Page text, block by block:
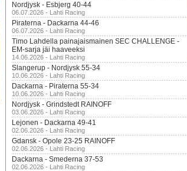
Nordjysk - Esbjerg 40-44
06.07.2026 - Lahti Racing
Piraterna - Dackarna 44-46
06.07.2026 - Lahti Racing
Timo Lahdella painajaismainen SEC CHALLENGE -
EM-sarja jäi haaveeksi
14.06.2026 - Lahti Racing
Slangerup - Nordjysk 55-34
10.06.2026 - Lahti Racing
Dackarna - Piraterna 55-34
10.06.2026 - Lahti Racing
Nordjysk - Grindstedt RAINOFF
03.06.2026 - Lahti Racing
Lejonen - Dackarna 49-41
02.06.2026 - Lahti Racing
Gdansk - Opole 23-25 RAINOFF
02.06.2026 - Lahti Racing
Dackarna - Smederna 37-53
02.06.2026 - Lahti Racing